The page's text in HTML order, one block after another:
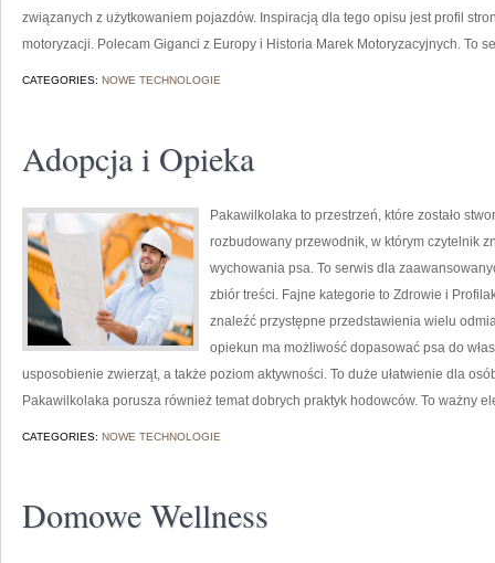
związanych z użytkowaniem pojazdów. Inspiracją dla tego opisu jest profil
motoryzacji. Polecam Giganci z Europy i Historia Marek Motoryzacyjnych. To
CATEGORIES: NOWE TECHNOLOGIE
Adopcja i Opieka
Pakawilkolaka to przestrzeń, które zostało
rozbudowany przewodnik, w którym czytelnik
wychowania psa. To serwis dla
zbiór treści. Fajne kategorie to Zdrowie i
znaleźć przystępne przedstawienia wielu
opiekun ma możliwość dopasować psa do
usposobienie zwierząt, a także poziom aktywności. To duże ułatwienie dla
Pakawilkolaka porusza również temat dobrych praktyk hodowców. To ważny
CATEGORIES: NOWE TECHNOLOGIE
Domowe Wellness